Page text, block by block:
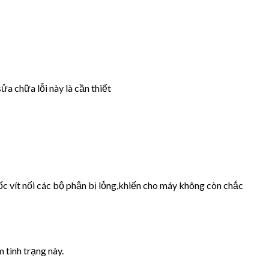
chữa lỗi này là cần thiết
vít nối các bộ phận bị lỏng,khiến cho máy không còn chắc
tình trạng này.